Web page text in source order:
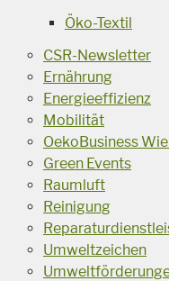
Öko-Textil
CSR-Newsletter
Ernährung
Energieeffizienz
Mobilität
OekoBusiness
Green Events
Raumluft
Reinigung
Umweltzeichen